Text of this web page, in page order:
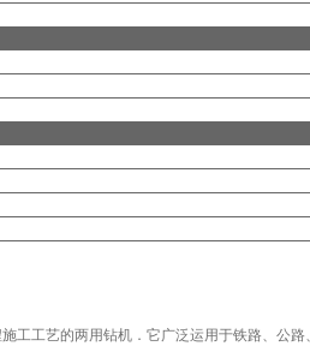
工工艺的两用钻机．它广泛运用于铁路、公